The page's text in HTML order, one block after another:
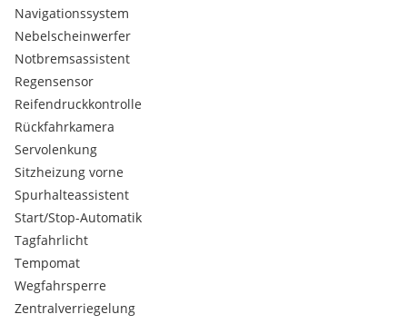
Navigationssystem
Nebelscheinwerfer
Notbremsassistent
Regensensor
Reifendruckkontrolle
Rückfahrkamera
Servolenkung
Sitzheizung vorne
Spurhalteassistent
Start/Stop-Automatik
Tagfahrlicht
Tempomat
Wegfahrsperre
Zentralverriegelung